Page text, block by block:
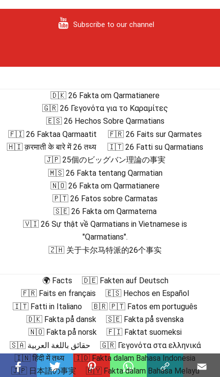
Subscribe to our channel
🇩🇰 26 Fakta om Qarmatianere
🇬🇷 26 Γεγονότα για το Καραμίτες
🇪🇸 26 Hechos Sobre Qarmatians
🇫🇮 26 Faktaa Qarmaatit
🇫🇷 26 Faits sur Qarmates
🇭🇮 क़रमाती के बारे में 26 तथ्य
🇮🇹 26 Fatti su Qarmatians
🇯🇵 25個のビッグバン理論の事実
🇲🇸 26 Fakta tentang Qarmatian
🇳🇴 26 Fakta om Qarmatianere
🇵🇹 26 Fatos sobre Carmatas
🇸🇪 26 Fakta om Qarmaterna
🇻🇮 26 Sự thật về Qarmatians in Vietnamese is
"Qarmatians".
🇿🇭 关于卡尔马特派的26个事实
🌍 Facts
🇩🇪 Fakten auf Deutsch
🇫🇷 Faits en français
🇪🇸 Hechos en Español
🇮🇹 Fatti in Italiano
🇧🇷 🇵🇹 Fatos em português
🇩🇰 Fakta på dansk
🇸🇪 Fakta på svenska
🇳🇴 Fakta på norsk
🇫🇮 Faktat suomeksi
🇸🇦 حقائق باللغة العربية
🇬🇷 Γεγονότα στα ελληνικά
🇮🇳 हिंदी में तथ्य
🇮🇩 Fakta dalam Bahasa Indonesia
🇯🇵 日本語の事実
🇲🇾 Fakta dalam Bahasa Melayu